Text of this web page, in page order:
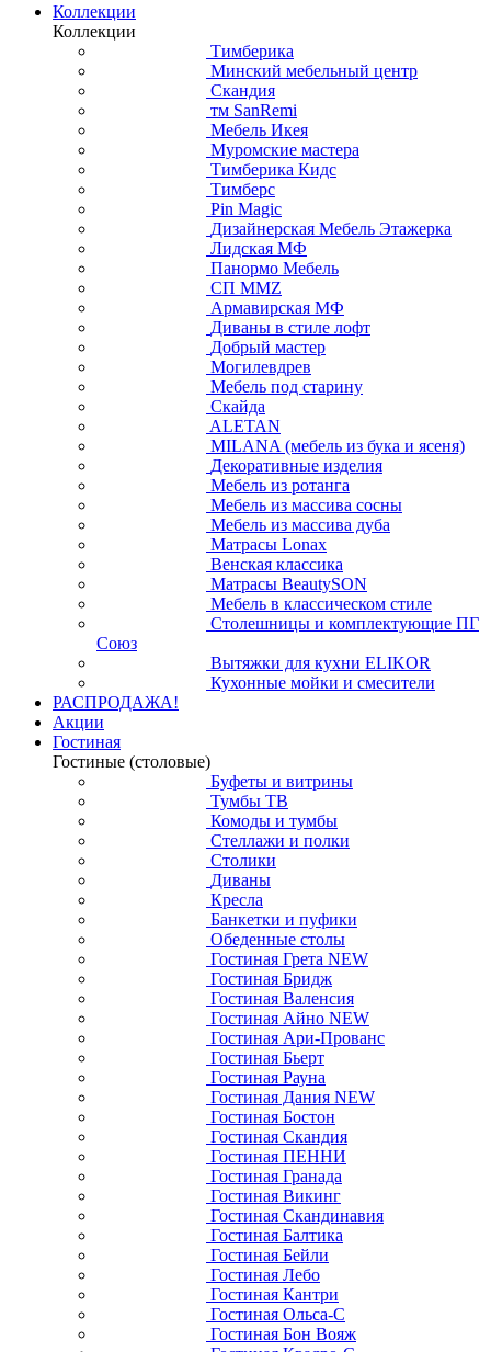
Коллекции
Коллекции
Тимберика
Минский мебельный центр
Скандия
тм SanRemi
Мебель Икея
Муромские мастера
Тимберика Кидс
Тимберс
Pin Magic
Дизайнерская Мебель Этажерка
Лидская МФ
Панормо Мебель
СП ММZ
Армавирская МФ
Диваны в стиле лофт
Добрый мастер
Могилевдрев
Мебель под старину
Скайда
ALETAN
MILANA (мебель из бука и ясеня)
Декоративные изделия
Мебель из ротанга
Мебель из массива сосны
Мебель из массива дуба
Матрасы Lonax
Венская классика
Матрасы BeautySON
Мебель в классическом стиле
Столешницы и комплектующие ПГ
Союз
Вытяжки для кухни ELIKOR
Кухонные мойки и смесители
РАСПРОДАЖА!
Акции
Гостиная
Гостиные (столовые)
Буфеты и витрины
Тумбы ТВ
Комоды и тумбы
Стеллажи и полки
Столики
Диваны
Кресла
Банкетки и пуфики
Обеденные столы
Гостиная Грета NEW
Гостиная Бридж
Гостиная Валенсия
Гостиная Айно NEW
Гостиная Ари-Прованс
Гостиная Бьерт
Гостиная Рауна
Гостиная Дания NEW
Гостиная Бостон
Гостиная Скандия
Гостиная ПЕННИ
Гостиная Гранада
Гостиная Викинг
Гостиная Скандинавия
Гостиная Балтика
Гостиная Бейли
Гостиная Лебо
Гостиная Кантри
Гостиная Ольса-С
Гостиная Бон Вояж